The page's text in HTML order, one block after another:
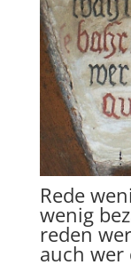
Rede
wenig
reden
auch wer